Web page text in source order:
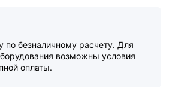
по безналичному расчету. Для
возможны условия
оплаты.